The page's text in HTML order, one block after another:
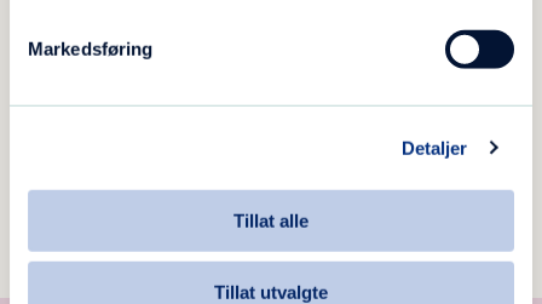
Markedsføring
Detaljer
Tillat alle
Tillat utvalgte
arbeid, og situasjonen for barn og unge som vokser opp i